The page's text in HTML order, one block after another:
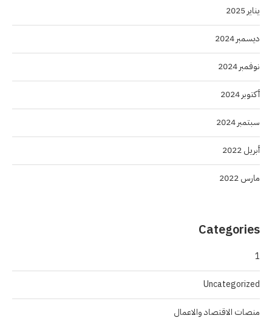
يناير 2025
ديسمبر 2024
نوفمبر 2024
أكتوبر 2024
سبتمبر 2024
أبريل 2022
مارس 2022
Categories
1
Uncategorized
منصات الاقتصاد والاعمال